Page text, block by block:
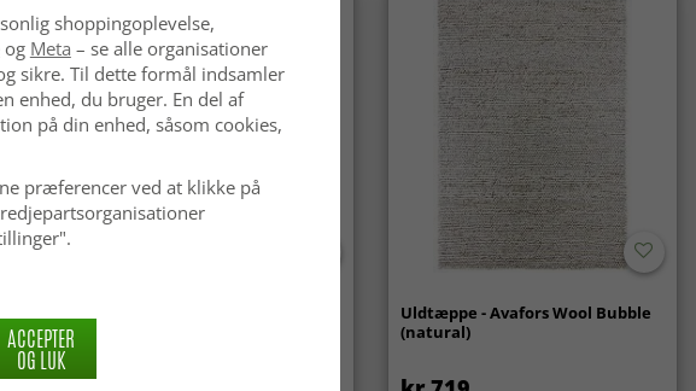
Uldtæppe - Avafors Wool Bubble
(natural)
shoppingoplevelse,
og Meta – se alle organisationer
sikre. Til dette formål indsamler
enhed, du bruger. En del af
på din enhed, såsom cookies,
præferencer ved at klikke på
ACCEPTER
OG LUK